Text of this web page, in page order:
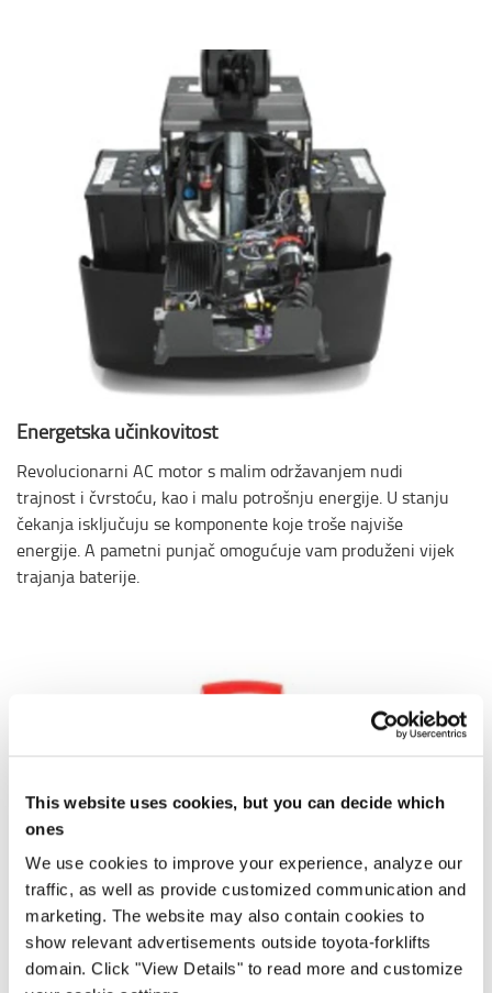
This website uses cookies, but you can decide which
ones
We use cookies to improve your experience, analyze our
traffic, as well as provide customized communication and
marketing. The website may also contain cookies to
show relevant advertisements outside toyota-forklifts
domain. Click "View Details" to read more and customize
Energetska učinkovitost
Revolucionarni AC motor s malim održavanjem nudi
trajnost i čvrstoću, kao i malu potrošnju energije. U stanju
čekanja isključuju se komponente koje troše najviše
energije. A pametni punjač omogućuje vam produženi vijek
trajanja baterije.